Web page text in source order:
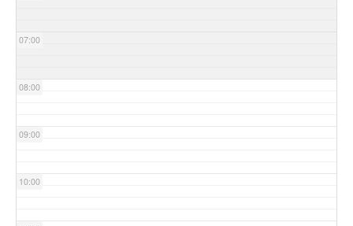
07:00
08:00
09:00
10:00